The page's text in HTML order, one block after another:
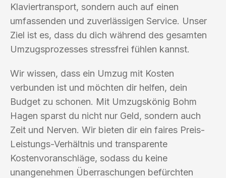
Klaviertransport, sondern auch auf einen
umfassenden und zuverlässigen Service. Unser
Ziel ist es, dass du dich während des gesamten
Umzugsprozesses stressfrei fühlen kannst.
Wir wissen, dass ein Umzug mit Kosten
verbunden ist und möchten dir helfen, dein
Budget zu schonen. Mit Umzugskönig Bohm
Hagen sparst du nicht nur Geld, sondern auch
Zeit und Nerven. Wir bieten dir ein faires Preis-
Leistungs-Verhältnis und transparente
Kostenvoranschläge, sodass du keine
unangenehmen Überraschungen befürchten